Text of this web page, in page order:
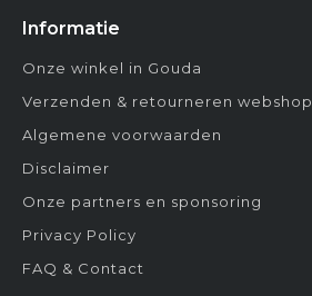
Informatie
Onze winkel in Gouda
Verzenden & retourneren webshop
Algemene voorwaarden
Disclaimer
Onze partners en sponsoring
Privacy Policy
FAQ & Contact